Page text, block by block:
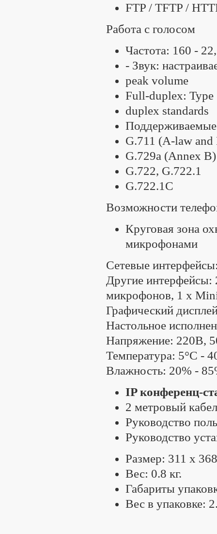
FTP / TFTP /
Работа с голосом
Частота: 160 -
- Звук:
peak volume
Full-duplex:
duplex standards
Поддерживаемые
G.711 (A-law
G.729a (Annex B)
G.722, G.722.1
G.722.1C
Возможности
Круговая зона
микрофонами
Сетевые
Другие
микрофонов, 1 х
Графический
Настольное
Напряжение: 220В,
Температура: 5°С -
Влажность: 20% -
IP конференц-
2 метровый
Руководство
Руководство
Размер: 311 x
Вес: 0.8 кг.
Габариты
Вес в упаковке: